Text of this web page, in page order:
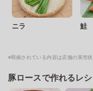
ニラ 鮭
※明細されている内容は店舗の実売
豚ロースで作れるレ